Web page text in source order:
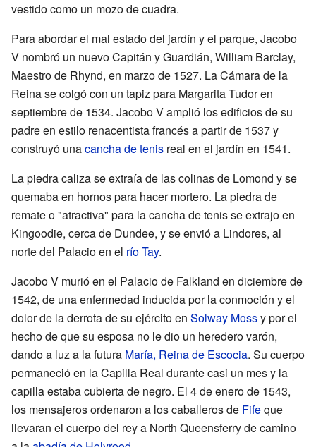
vestido como un mozo de cuadra.
Para abordar el mal estado del jardín y el parque, Jacobo
V nombró un nuevo Capitán y Guardián, William Barclay,
Maestro de Rhynd, en marzo de 1527. La Cámara de la
Reina se colgó con un tapiz para Margarita Tudor en
septiembre de 1534. Jacobo V amplió los edificios de su
padre en estilo renacentista francés a partir de 1537 y
construyó unacancha de tenis real en el jardín en 1541.
La piedra caliza se extraía de las colinas de Lomond y se
quemaba en hornos para hacer mortero. La piedra de
remate o "atractiva" para la cancha de tenis se extrajo en
Kingoodie, cerca de Dundee, y se envió a Lindores, al
norte del Palacio en el río Tay.
Jacobo V murió en el Palacio de Falkland en diciembre de
1542, de una enfermedad inducida por la conmoción y el
dolor de la derrota de su ejército en Solway Mossy por el
hecho de que su esposa no le dio un heredero varón,
dando a luz a la futura María, Reina de Escocia. Su cuerpo
permaneció en la Capilla Real durante casi un mes y la
capilla estaba cubierta de negro. El 4 de enero de 1543,
los mensajeros ordenaron a los caballeros de Fifeque
llevaran el cuerpo del rey a North Queensferry de camino